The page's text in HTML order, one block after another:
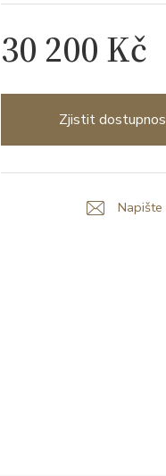
30 200 Kč
Zjistit
Napište